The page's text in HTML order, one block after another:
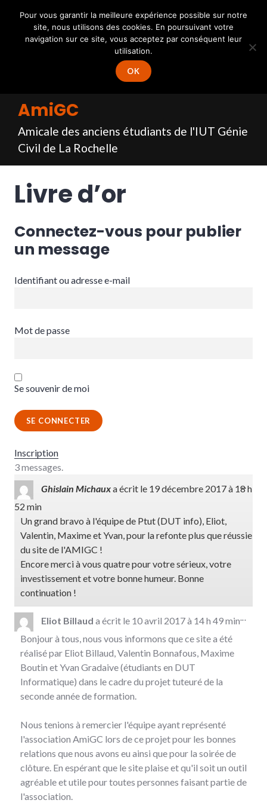
contenu
MENU
AmiGC
Amicale des anciens étudiants de l'IUT Génie
Civil de La Rochelle
Livre d’or
Connectez-vous pour publier
un message
Identifiant ou adresse e-mail
Mot de passe
Se souvenir de moi
Inscription
3 messages.
Ghislain Michauxa écrit le 19 décembre 2017à 18 h
52 min
Un grand bravo à l'équipe de Ptut (DUT info), Eliot,
Valentin, Maxime et Yvan, pour la refonte plus que réussie
du site de l'AMIGC !
Encore merci à vous quatre pour votre sérieux, votre
investissement et votre bonne humeur. Bonne
continuation !
...
Eliot Billaud a écrit le 10 avril 2017à 14 h 49 min
Bonjour à tous, nous vous informons que ce site a été
réalisé par Eliot Billaud, Valentin Bonnafous, Maxime
Boutin et Yvan Gradaive (étudiants en DUT
Informatique) dans le cadre du projet tuteuré de la
seconde année de formation.
Nous tenions à remercier l'équipe ayant représenté
l'association AmiGC lors de ce projet pour les bonnes
relations que nous avons eu ainsi que pour la soirée de
clôture. En espérant que le site plaise et qu'il soit un outil
agréable et utile pour toutes personnes faisant partie de
l'association.
...
Pour vous garantir la meilleure expérience possible sur notre
site, nous utilisons des cookies. En poursuivant votre
navigation sur ce site, vous acceptez par conséquent leur
utilisation.
OK